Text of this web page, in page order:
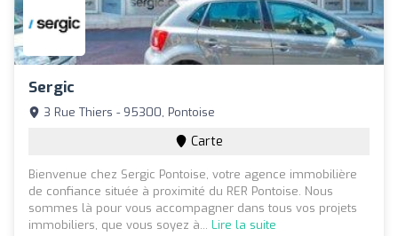
Sergic
3 Rue Thiers - 95300, Pontoise
Carte
Bienvenue chez Sergic Pontoise, votre agence immobilière
de confiance située à proximité du RER Pontoise. Nous
sommes là pour vous accompagner dans tous vos projets
immobiliers, que vous soyez à... Lire la suite